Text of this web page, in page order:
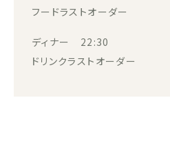
フードラストオーダー
ディナー 22:30
ドリンクラストオーダー